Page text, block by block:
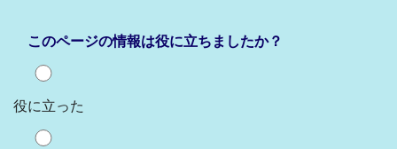
このページの情報は役に立ちましたか？
役に立った